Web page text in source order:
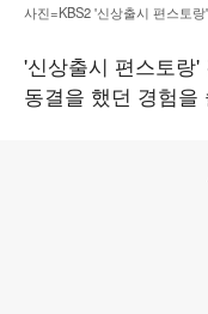
사진=KBS2 '신상출시 편스토랑'
'신상출시 편스토랑
동결을 했던 경험을